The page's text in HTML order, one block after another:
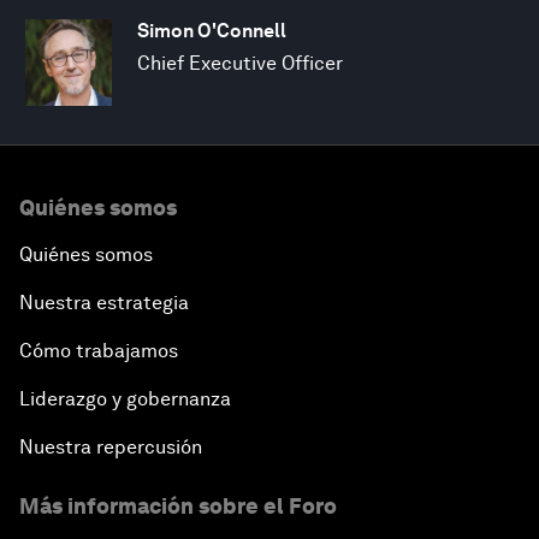
Simon O'Connell
Chief Executive Officer
Quiénes somos
Quiénes somos
Nuestra estrategia
Cómo trabajamos
Liderazgo y gobernanza
Nuestra repercusión
Más información sobre el Foro